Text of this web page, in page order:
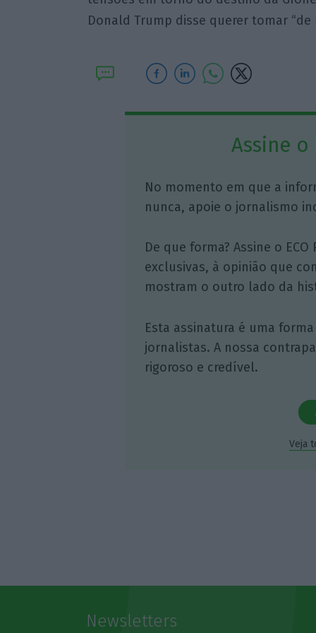
Donald Trump disse querer tomar
Assine o
No momento em que a
nunca, apoie o jornalismo
De que forma? Assine o
exclusivas, à opinião que
mostram o outro lado da
Esta assinatura é uma
jornalistas. A nossa
rigoroso e credível.
Veja
Newsletters